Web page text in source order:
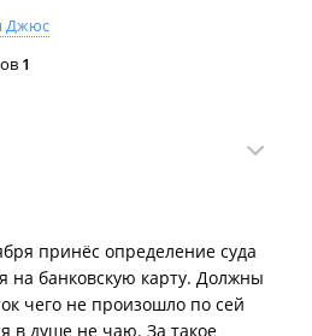
Джюс
1
принёс определение суда
на банковскую карту. Должны
чего не произошло по сей
в душе не чаю. За такое